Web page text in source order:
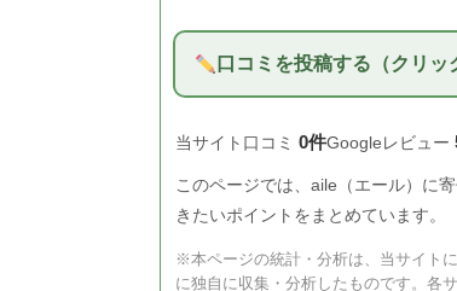
口コミを投稿する（クリッ
当サイト口コミ 0件Googleレビュー
このページでは、aile（エール）に
きたいポイントをまとめています。
※本ページの統計・分析は、当サイト
に独自に収集・分析したものです。各